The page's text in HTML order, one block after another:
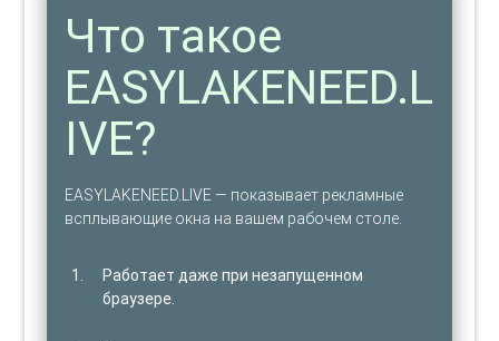
Что такое
EASYLAKENEED.L
IVE?
EASYLAKENEED.LIVE — показывает рекламные
всплывающие окна на вашем рабочем столе.
Работает даже при незапущенном
браузере.